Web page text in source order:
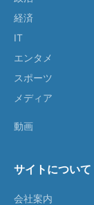
経済
IT
エンタメ
スポーツ
メディア
動画
サイトについて
会社案内